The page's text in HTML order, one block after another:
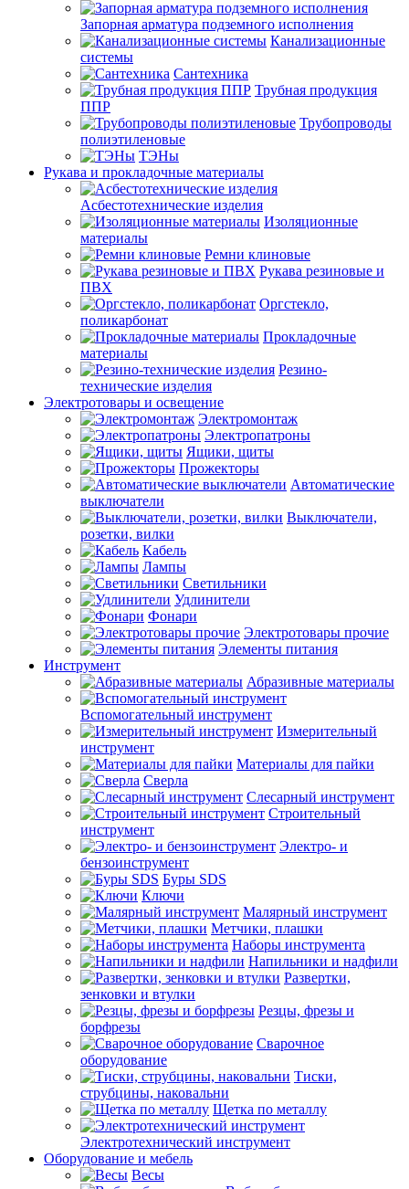
Запорная арматура подземного исполнения
Канализационные
системы
Сантехника
Трубная продукция
ППР
Трубопроводы
полиэтиленовые
ТЭНы
Рукава и прокладочные материалы
Асбестотехнические изделия
Изоляционные
материалы
Ремни клиновые
Рукава резиновые и
ПВХ
Оргстекло,
поликарбонат
Прокладочные
материалы
Резино-
технические изделия
Электротовары и освещение
Электромонтаж
Электропатроны
Ящики, щиты
Прожекторы
Автоматические
выключатели
Выключатели,
розетки, вилки
Кабель
Лампы
Светильники
Удлинители
Фонари
Электротовары прочие
Элементы питания
Инструмент
Абразивные материалы
Вспомогательный инструмент
Измерительный
инструмент
Материалы для пайки
Сверла
Слесарный инструмент
Строительный
инструмент
Электро- и
бензоинструмент
Буры SDS
Ключи
Малярный инструмент
Метчики, плашки
Наборы инструмента
Напильники и надфили
Развертки,
зенковки и втулки
Резцы, фрезы и
борфрезы
Сварочное
оборудование
Тиски,
струбцины, наковальни
Щетка по металлу
Электротехнический инструмент
Оборудование и мебель
Весы